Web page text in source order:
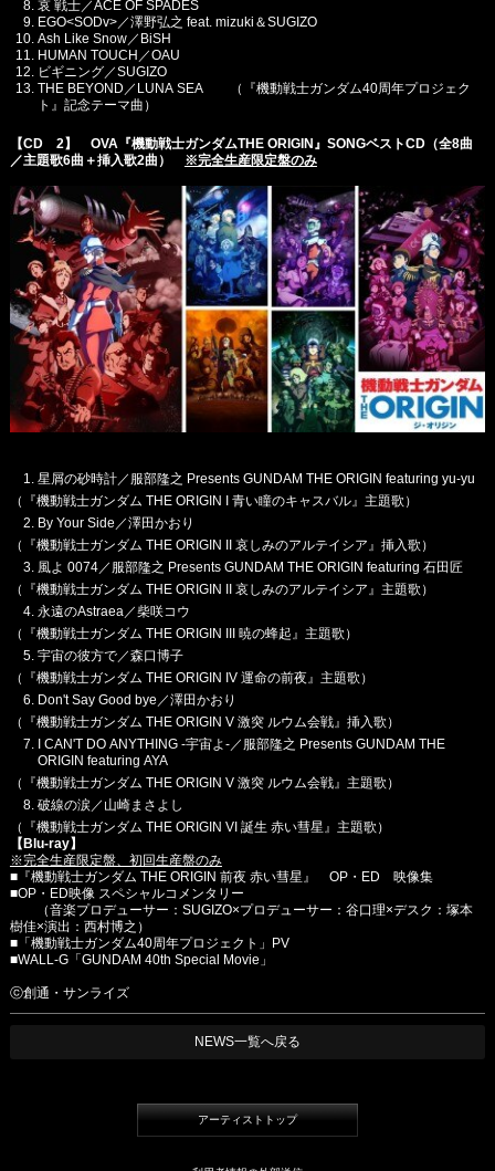
哀 戦士／ACE OF SPADES
EGO<SODv>／澤野弘之 feat. mizuki＆SUGIZO
Ash Like Snow／BiSH
HUMAN TOUCH／OAU
ビギニング／SUGIZO
THE BEYOND／LUNA SEA （『機動戦士ガンダム40周年プロジェク
ト』記念テーマ曲）
【CD 2】 OVA『機動戦士ガンダムTHE ORIGIN』SONGベストCD（全8曲
／主題歌6曲＋挿入歌2曲） ※完全生産限定盤のみ
星屑の砂時計／服部隆之 Presents GUNDAM THE ORIGIN featuring yu-yu
（『機動戦士ガンダム THE ORIGIN I 青い瞳のキャスバル』主題歌）
By Your Side／澤田かおり
（『機動戦士ガンダム THE ORIGIN II 哀しみのアルテイシア』挿入歌）
風よ 0074／服部隆之 Presents GUNDAM THE ORIGIN featuring 石田匠
（『機動戦士ガンダム THE ORIGIN II 哀しみのアルテイシア』主題歌）
永遠のAstraea／柴咲コウ
（『機動戦士ガンダム THE ORIGIN III 暁の蜂起』主題歌）
宇宙の彼方で／森口博子
（『機動戦士ガンダム THE ORIGIN IV 運命の前夜』主題歌）
Don't Say Good bye／澤田かおり
（『機動戦士ガンダム THE ORIGIN V 激突 ルウム会戦』挿入歌）
I CAN'T DO ANYTHING -宇宙よ-／服部隆之 Presents GUNDAM THE
ORIGIN featuring AYA
（『機動戦士ガンダム THE ORIGIN V 激突 ルウム会戦』主題歌）
破線の涙／山崎まさよし
（『機動戦士ガンダム THE ORIGIN VI 誕生 赤い彗星』主題歌）
【Blu-ray】
※完全生産限定盤、初回生産盤のみ
■『機動戦士ガンダム THE ORIGIN 前夜 赤い彗星』 OP・ED 映像集
■OP・ED映像 スペシャルコメンタリー
（音楽プロデューサー：SUGIZO×プロデューサー：谷口理×デスク：塚本
樹佳×演出：西村博之）
■「機動戦士ガンダム40周年プロジェクト」PV
■WALL-G「GUNDAM 40th Special Movie」
ⓒ創通・サンライズ
NEWS一覧へ戻る
アーティストトップ